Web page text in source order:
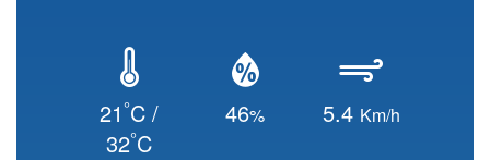
21°C /
32°C
46% 5.4 Km/h